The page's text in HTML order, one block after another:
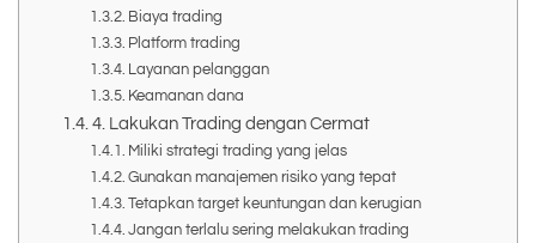
Biaya trading
Platform trading
Layanan pelanggan
Keamanan dana
4. Lakukan Trading dengan Cermat
Miliki strategi trading yang jelas
Gunakan manajemen risiko yang tepat
Tetapkan target keuntungan dan kerugian
Jangan terlalu sering melakukan trading